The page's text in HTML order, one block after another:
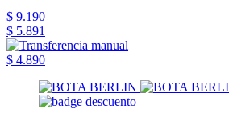
$ 9.190
$ 5.891
$ 4.890